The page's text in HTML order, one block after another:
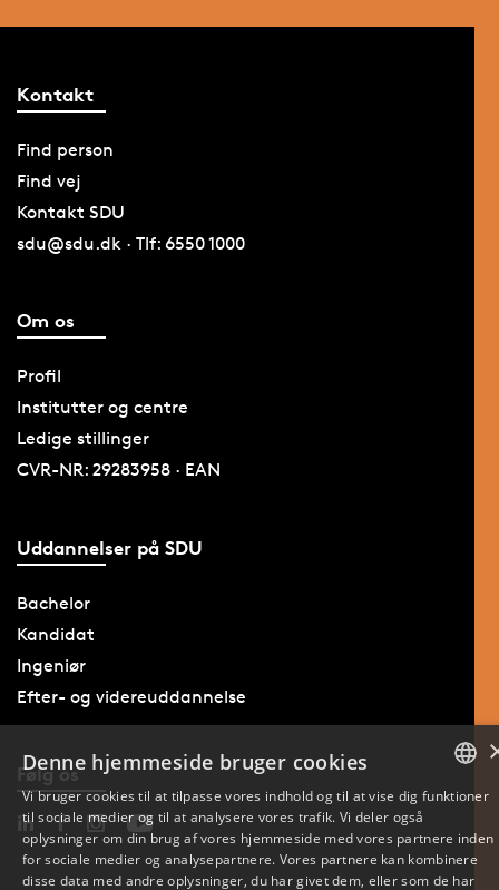
Kontakt
Find person
Find vej
Kontakt SDU
sdu@sdu.dk · Tlf: 6550 1000
Om os
Profil
Institutter og centre
Ledige stillinger
CVR-NR: 29283958 · EAN
Uddannelser på SDU
Bachelor
Kandidat
Ingeniør
Efter- og videreuddannelse
Følg os
ENGLISH
Denne hjemmeside bruger cookies
Vi bruger cookies til at tilpasse vores indhold og til at vise dig funktioner
til sociale medier og til at analysere vores trafik. Vi deler også
oplysninger om din brug af vores hjemmeside med vores partnere inden
for sociale medier og analysepartnere. Vores partnere kan kombinere
disse data med andre oplysninger, du har givet dem, eller som de har